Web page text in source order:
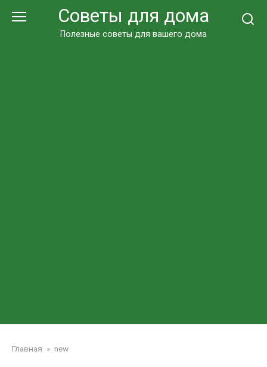
Советы для дома
Полезные советы для вашего дома
Главная » new